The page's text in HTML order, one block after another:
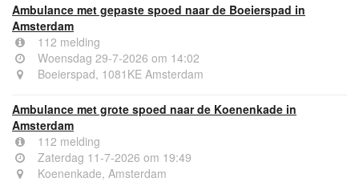
Ambulance met gepaste spoed naar de Boeierspad in
Amsterdam
112 melding
Woensdag 29-7-2026 om 14:02
Boeierspad, 1081KE Amsterdam
Ambulance met grote spoed naar de Koenenkade in
Amsterdam
112 melding
Zaterdag 11-7-2026 om 19:49
Koenenkade, Amsterdam